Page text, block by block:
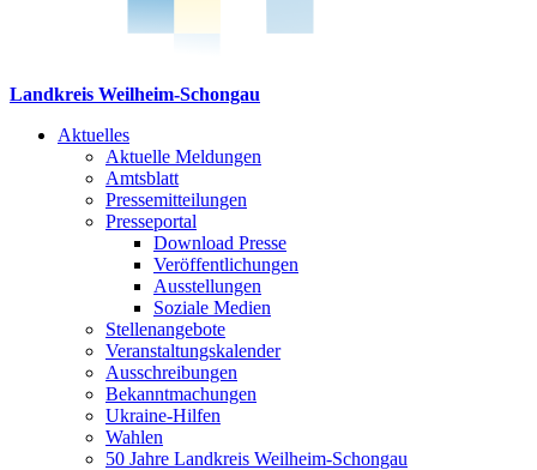
Landkreis Weilheim-Schongau
Aktuelles
Aktuelle Meldungen
Amtsblatt
Pressemitteilungen
Presseportal
Download Presse
Veröffentlichungen
Ausstellungen
Soziale Medien
Stellenangebote
Veranstaltungskalender
Ausschreibungen
Bekanntmachungen
Ukraine-Hilfen
Wahlen
50 Jahre Landkreis Weilheim-Schongau